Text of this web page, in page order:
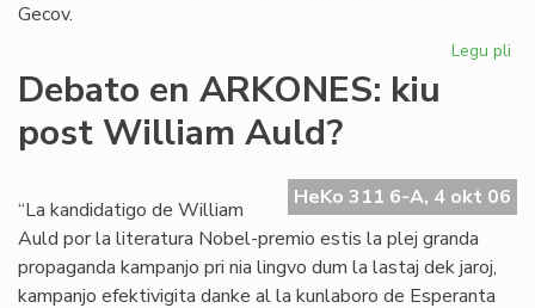
Gecov.
Legu pli
Debato en ARKONES: kiu
post William Auld?
HeKo 311 6-A, 4 okt 06
“La kandidatigo de William
Auld por la literatura Nobel-premio estis la plej granda
propaganda kampanjo pri nia lingvo dum la lastaj dek jaroj,
kampanjo efektivigita danke al la kunlaboro de Esperanta